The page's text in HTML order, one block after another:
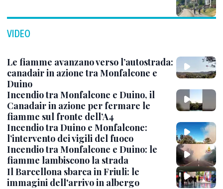
VIDEO
Le fiamme avanzano verso l’autostrada:
canadair in azione tra Monfalcone e
Duino
Incendio tra Monfalcone e Duino, il
Canadair in azione per fermare le
fiamme sul fronte dell’A4
Incendio tra Duino e Monfalcone:
l’intervento dei vigili del fuoco
Incendio tra Monfalcone e Duino: le
fiamme lambiscono la strada
Il Barcellona sbarca in Friuli: le
immagini dell'arrivo in albergo